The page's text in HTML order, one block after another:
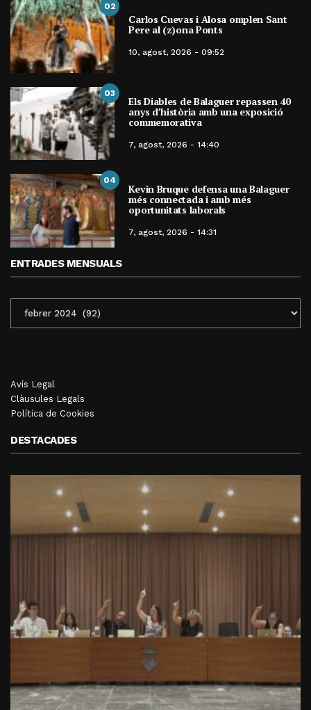
02
Carlos Cuevas i Alosa omplen Sant
Pere al (z)ona Ponts
10, agost, 2026 - 09:52
03
Els Diables de Balaguer repassen 40
anys d’història amb una exposició
commemorativa
7, agost, 2026 - 14:40
04
Kevin Bruque defensa una Balaguer
més connectada i amb més
oportunitats laborals
7, agost, 2026 - 14:31
ENTRADES MENSUALS
MENSUALS
Avís Legal
Clàusules Legals
Política de Cookies
DESTACADES